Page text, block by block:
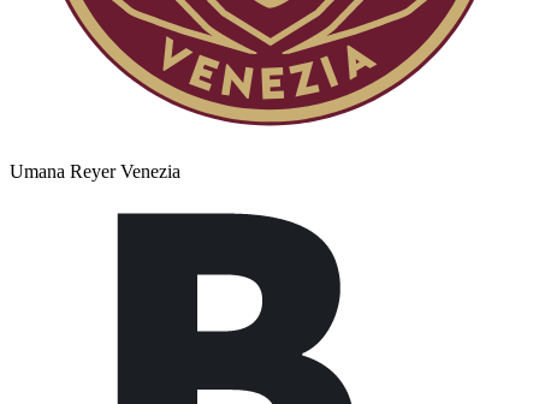
Umana Reyer Venezia